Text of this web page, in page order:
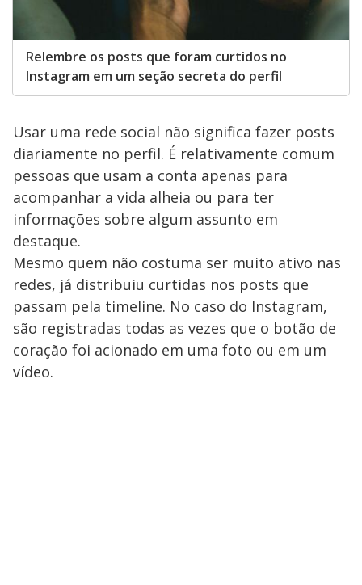
Relembre os posts que foram curtidos no
Instagram em um seção secreta do perfil
Usar uma rede social não significa fazer posts
diariamente no perfil. É relativamente comum
pessoas que usam a conta apenas para
acompanhar a vida alheia ou para ter
informações sobre algum assunto em
destaque.
Mesmo quem não costuma ser muito ativo nas
redes, já distribuiu curtidas nos posts que
passam pela timeline. No caso do Instagram,
são registradas todas as vezes que o botão de
coração foi acionado em uma foto ou em um
vídeo.